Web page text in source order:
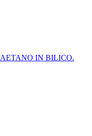
IN BILICO.